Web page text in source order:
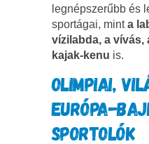
legnépszerűbb és
sportágai, minta
vízilabda, a vívás,
kajak-kenu is.
OLIMPIAI,
EURÓPA-
SPORTOLÓK